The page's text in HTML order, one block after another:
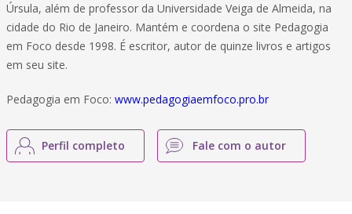
Úrsula, além de professor da Universidade Veiga de Almeida, na
cidade do Rio de Janeiro. Mantém e coordena o site Pedagogia
em Foco desde 1998. É escritor, autor de quinze livros e artigos
em seu site.
Pedagogia em Foco: www.pedagogiaemfoco.pro.br
Perfil completo Fale com o autor